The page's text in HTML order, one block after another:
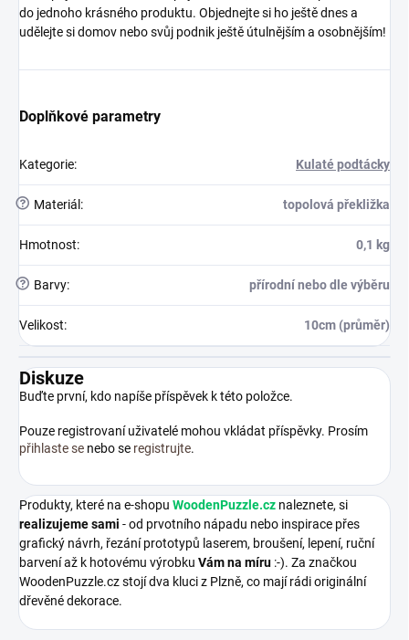
do jednoho krásného produktu. Objednejte si ho ještě dnes a
udělejte si domov nebo svůj podnik ještě útulnějším a osobnějším!
Doplňkové parametry
Kategorie: Kulaté podtácky
? Materiál : topolová překližka
Hmotnost: 0,1 kg
? Barvy: přírodní nebo dle výběru
Velikost: 10cm (průměr)
Diskuze
Buďte první, kdo napíše příspěvek k této položce.
Pouze registrovaní uživatelé mohou vkládat příspěvky. Prosím
přihlaste se nebo se registrujte.
Produkty, které na e-shopu WoodenPuzzle.cz naleznete, si
realizujeme sami - od prvotního nápadu nebo inspirace přes
grafický návrh, řezání prototypů laserem, broušení, lepení, ruční
barvení až k hotovému výrobku Vám na míru :-). Za značkou
WoodenPuzzle.cz stojí dva kluci z Plzně, co mají rádi originální
dřevěné dekorace.